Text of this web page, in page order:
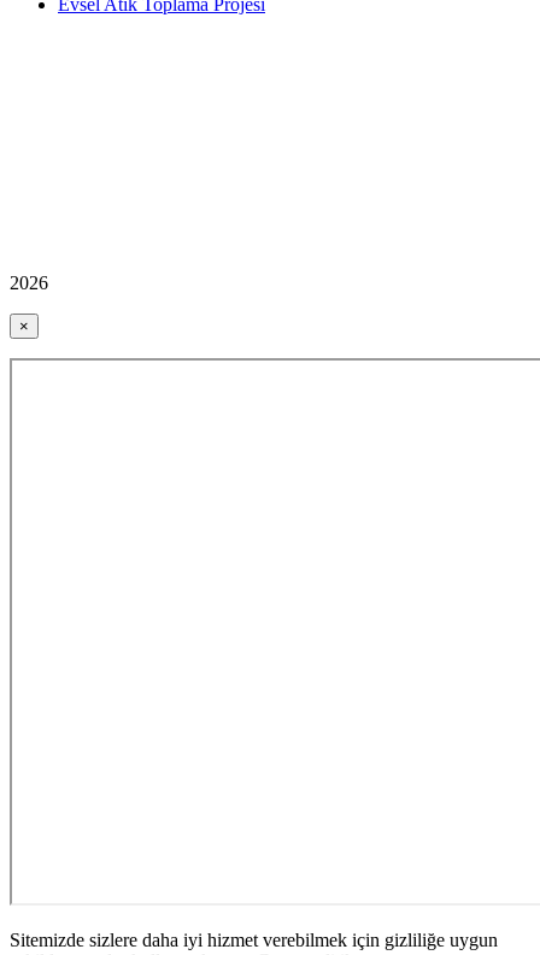
Evsel Atık Toplama Projesi
2026
×
Sitemizde sizlere daha iyi hizmet verebilmek için gizliliğe uygun